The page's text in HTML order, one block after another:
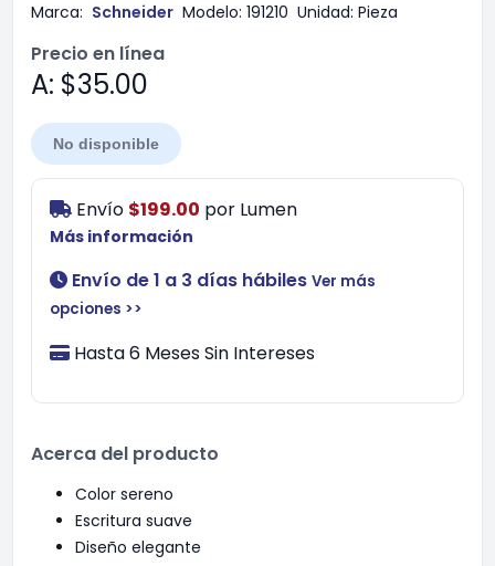
Marca: Schneider Modelo: 191210 Unidad: Pieza
Precio en línea
A: $35.00
No disponible
Envío $199.00 por Lumen
Más información
Envío de 1 a 3 días hábiles Ver más
opciones >>
Hasta 6 Meses Sin Intereses
Acerca del producto
Color sereno
Escritura suave
Diseño elegante